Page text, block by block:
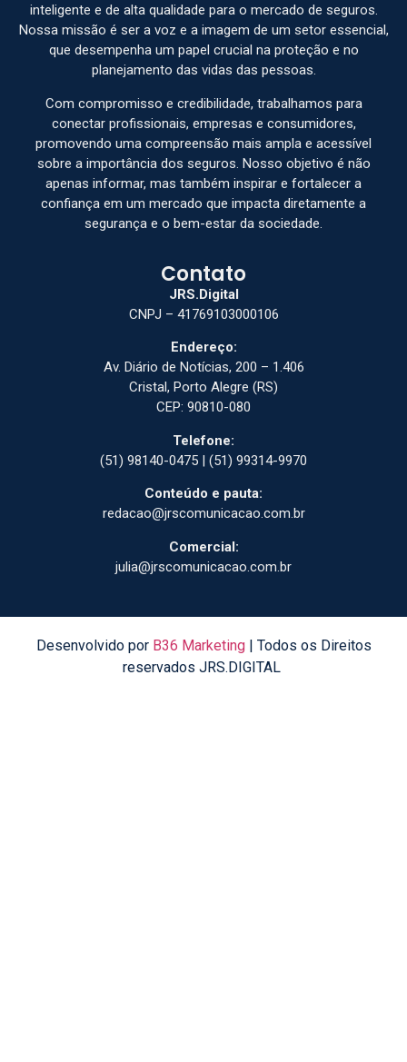
inteligente e de alta qualidade para o mercado de seguros.
Nossa missão é ser a voz e a imagem de um setor essencial,
que desempenha um papel crucial na proteção e no
planejamento das vidas das pessoas.
Com compromisso e credibilidade, trabalhamos para
conectar profissionais, empresas e consumidores,
promovendo uma compreensão mais ampla e acessível
sobre a importância dos seguros. Nosso objetivo é não
apenas informar, mas também inspirar e fortalecer a
confiança em um mercado que impacta diretamente a
segurança e o bem-estar da sociedade.
Contato
JRS.Digital
CNPJ – 41769103000106
Endereço:
Av. Diário de Notícias, 200 – 1.406
Cristal, Porto Alegre (RS)
CEP: 90810-080
Telefone:
(51) 98140-0475 | (51) 99314-9970
Conteúdo e pauta:
redacao@jrscomunicacao.com.br
Comercial:
julia@jrscomunicacao.com.br
Desenvolvido por B36 Marketing| Todos os Direitos
reservados JRS.DIGITAL